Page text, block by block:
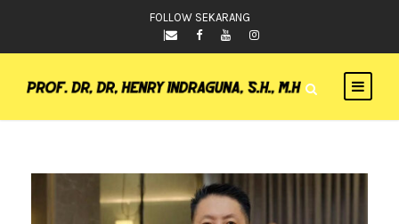
FOLLOW SEKARANG